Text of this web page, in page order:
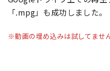
「.mpg」も成功しました。
※動画の埋め込みは試してません